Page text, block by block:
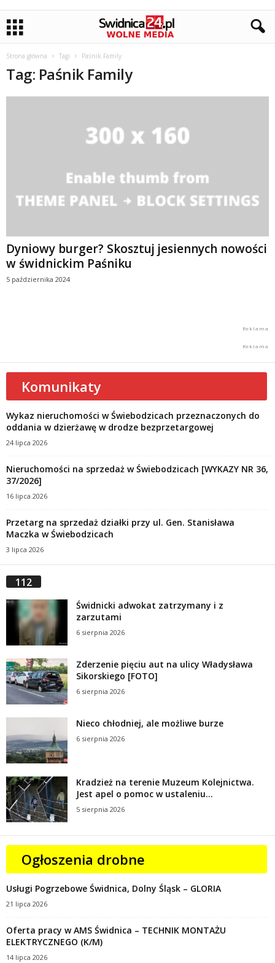
Strona główna Tagi Paśnik Family
Tag: Paśnik Family
Dyniowy burger? Skosztuj jesiennych nowości
w świdnickim Paśniku
5 października 2024
Komunikaty
Wykaz nieruchomości w Świebodzicach przeznaczonych do
oddania w dzierżawę w drodze bezprzetargowej
24 lipca 2026
Nieruchomości na sprzedaż w Świebodzicach [WYKAZY NR 36,
37/2026]
16 lipca 2026
Przetarg na sprzedaż działki przy ul. Gen. Stanisława
Maczka w Świebodzicach
3 lipca 2026
112
Świdnicki adwokat zatrzymany i z
zarzutami
6 sierpnia 2026
Zderzenie pięciu aut na ulicy Władysława
Sikorskiego [FOTO]
6 sierpnia 2026
Nieco chłodniej, ale możliwe burze
6 sierpnia 2026
Kradzież na terenie Muzeum Kolejnictwa.
Jest apel o pomoc w ustaleniu...
5 sierpnia 2026
Ogłoszenia drobne
Usługi Pogrzebowe Świdnica, Dolny Śląsk – GLORIA
21 lipca 2026
Oferta pracy w AMS Świdnica – TECHNIK MONTAŻU
ELEKTRYCZNEGO (K/M)
14 lipca 2026